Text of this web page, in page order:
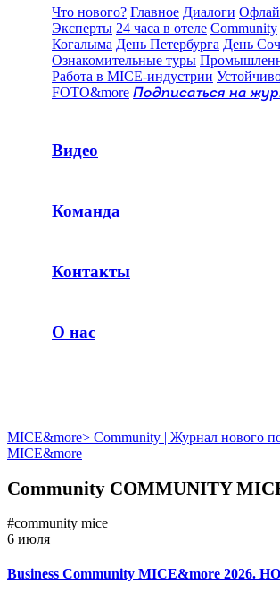
Что нового? Главное Диалоги
Эксперты 24 часа в отеле Community
Когалыма День Петербурга День
Ознакомительные туры
Работа в MICE-индустрии
FOTO&more Подписаться на
Видео
Команда
Контакты
О нас
MICE&more> Community | Журнал нового
MICE&more
Community COMMUNITY
#community mice
6 июля
Business Community MICE&more 2026.